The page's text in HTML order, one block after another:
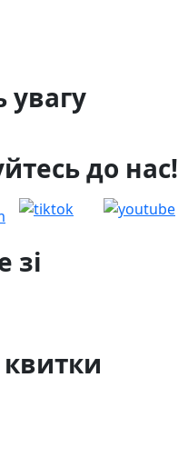
увагу
до нас!
зі